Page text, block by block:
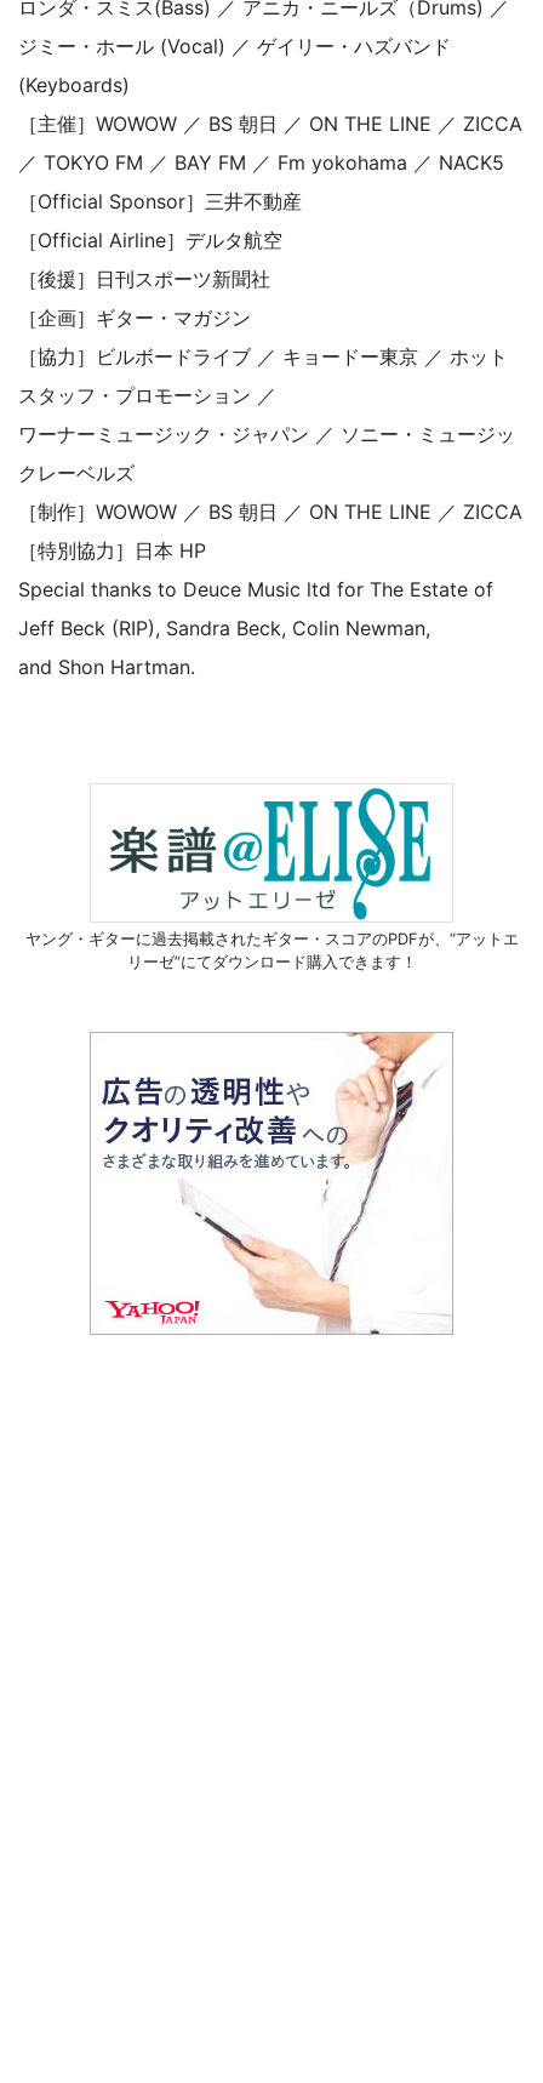
ロンダ・スミス(Bass) ／ アニカ・ニールズ（Drums) ／
ジミー・ホール (Vocal) ／ ゲイリー・ハズバンド
(Keyboards)
［主催］WOWOW ／ BS 朝日 ／ ON THE LINE ／ ZICCA
／ TOKYO FM ／ BAY FM ／ Fm yokohama ／ NACK5
［Official Sponsor］三井不動産
［Official Airline］デルタ航空
［後援］日刊スポーツ新聞社
［企画］ギター・マガジン
［協力］ビルボードライブ ／ キョードー東京 ／ ホット
スタッフ・プロモーション ／
ワーナーミュージック・ジャパン ／ ソニー・ミュージッ
クレーベルズ
［制作］WOWOW ／ BS 朝日 ／ ON THE LINE ／ ZICCA
［特別協力］日本 HP
Special thanks to Deuce Music ltd for The Estate of
Jeff Beck (RIP), Sandra Beck, Colin Newman,
and Shon Hartman.
ヤング・ギターに過去掲載されたギター・スコアのPDFが、 “アットエ
リーゼ”にてダウンロード購入できます！